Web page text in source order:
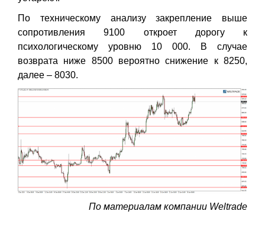
По техническому анализу закрепление выше
сопротивления 9100 откроет дорогу к
психологическому уровню 10 000. В случае
возврата ниже 8500 вероятно снижение к 8250,
далее – 8030.
По материалам компании Weltrade